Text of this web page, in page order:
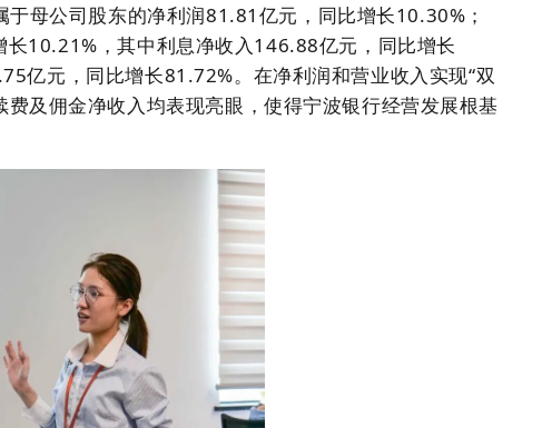
母公司股东的净利润81.81亿元，同比增长10.30%；
10.21%，其中利息净收入146.88亿元，同比增长
亿元，同比增长81.72%。在净利润和营业收入实现“双
及佣金净收入均表现亮眼，使得宁波银行经营发展根基